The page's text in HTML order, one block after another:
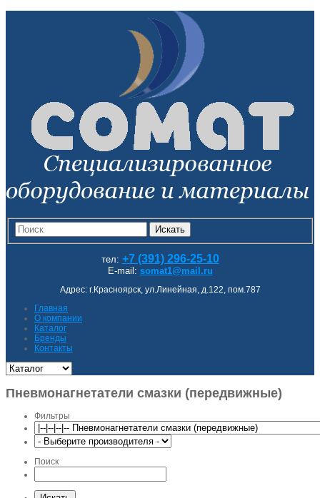
Искать
тел: +7 (391) 296-25-10
E-mail: somat1@mail.ru
Адрес: г.Красноярск, ул.Линейная, д.122, пом.787
Главная
О компании
Каталог
Бренды
Контакты
Пневмонагнетатели смазки (передвижные)
Фильтры
Поиск